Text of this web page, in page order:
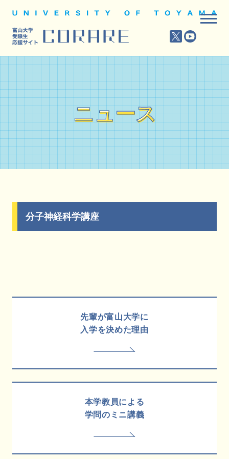
ニュース
ニュース
分子神経科学講座
先輩が富山大学に
入学を決めた理由
本学教員による
学問のミニ講義